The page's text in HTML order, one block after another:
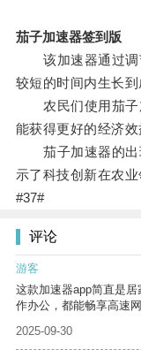
茄子加速器签到版
该加速器通过调
较短的时间内生长
农民们使用茄子
能获得更好的经济效
茄子加速器的出
示了科技创新在农业
#37#
评论
游客
这款加速器app简直是
作办公，都能畅享高速
2025-09-30